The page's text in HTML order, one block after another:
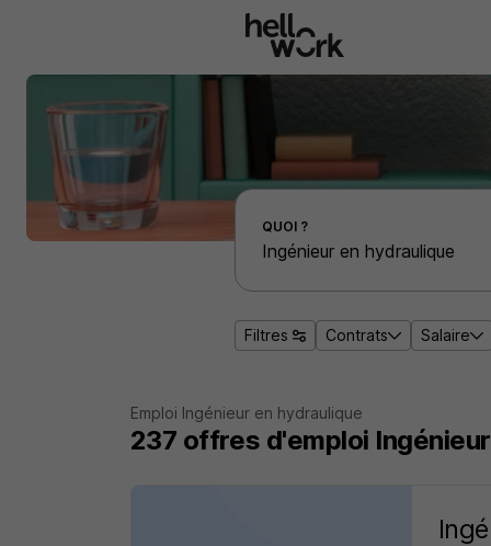
Effectuer une recherche d'emploi par localité
QUOI ?
Filtres Contrats Salaire
Emploi Ingénieur en hydraulique
237 offres d'emploi